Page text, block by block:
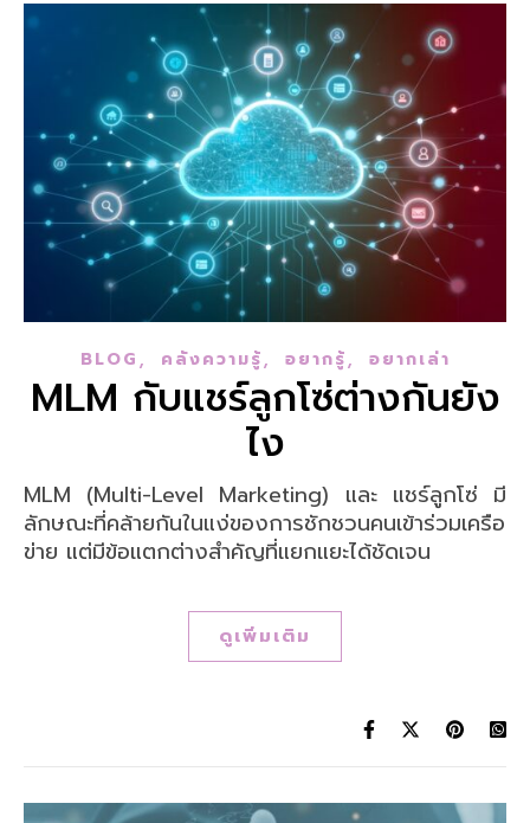
BLOG, คลังความรู้, อยากรู้, อยากเล่า
MLM กับแชร์ลูกโซ่ต่างกันยัง
ไง
MLM (Multi-Level Marketing) และ แชร์ลูกโซ่ มี
ลักษณะที่คล้ายกันในแง่ของการชักชวนคนเข้าร่วมเครือ
ข่าย แต่มีข้อแตกต่างสำคัญที่แยกแยะได้ชัดเจน
ดูเพิ่มเติม